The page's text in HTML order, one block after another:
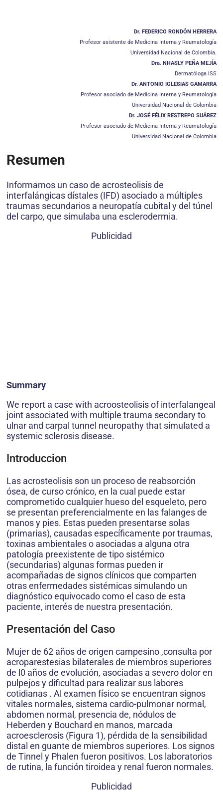
Dr. FEDERICO RONDÓN HERRERA
Profesor asistente de Medicina Interna y Reumatología
Universidad Nacional de Colombia.
Dra. NHASLY PEÑA MEJÍA
Dermatóloga ISS
Dr. ANTONIO IGLESIAS GAMARRA
Profesor asociado de Medicina Interna y Reumatología
Universidad Nacional de Colombia
Dr. JOSÉ FÉLIX RESTREPO SUÁREZ
Profesor asociado de Medicina Interna y Reumatología
Universidad Nacional de Colombia
Resumen
Informamos un caso de acrosteolisis de
interfalángicas dístales (IFD) asociado a múltiples
traumas secundarios a neuropatía cubital y del túnel
del carpo, que simulaba una esclerodermia.
Publicidad
Summary
We report a case with acroosteolisis of interfalangeal
joint associated with multiple trauma secondary to
ulnar and carpal tunnel neuropathy that simulated a
systemic sclerosis disease.
Introduccion
Las acrosteolisis son un proceso de reabsorción
ósea, de curso crónico, en la cual puede estar
comprometido cualquier hueso del esqueleto, pero
se presentan preferencialmente en las falanges de
manos y pies. Estas pueden presentarse solas
(primarias), causadas específicamente por traumas,
toxinas ambientales o asociadas a alguna otra
patología preexistente de tipo sistémico
(secundarias) algunas formas pueden ir
acompañadas de signos clínicos que comparten
otras enfermedades sistémicas simulando un
diagnóstico equivocado como el caso de esta
paciente, interés de nuestra presentación.
Presentación del Caso
Mujer de 62 años de origen campesino ,consulta por
acroparestesias bilaterales de miembros superiores
de l0 años de evolución, asociadas a severo dolor en
pulpejos y dificultad para realizar sus labores
cotidianas . Al examen físico se encuentran signos
vitales normales, sistema cardio-pulmonar normal,
abdomen normal, presencia de, nódulos de
Heberden y Bouchard en manos, marcada
acroesclerosis (Figura 1), pérdida de la sensibilidad
distal en guante de miembros superiores. Los signos
de Tinnel y Phalen fueron positivos. Los laboratorios
de rutina, la función tiroidea y renal fueron normales.
Publicidad